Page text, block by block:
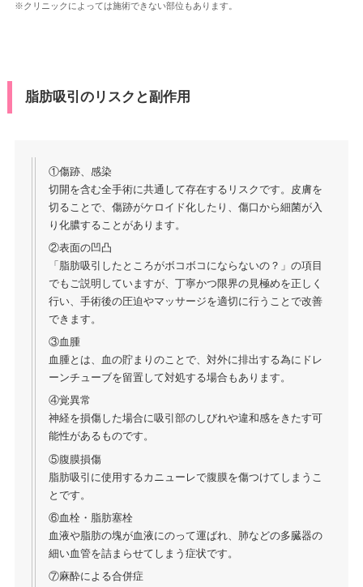
※クリニックによっては施術できない部位もあります。
脂肪吸引のリスクと副作用
①傷跡、感染
切開を含む全手術に共通して存在するリスクです。皮膚を
切ることで、傷跡がケロイド化したり、傷口から細菌が入
り化膿することがあります。
②表面の凹凸
「脂肪吸引したところがボコボコにならないの？」の項目
でもご説明していますが、丁寧かつ限界の見極めを正しく
行い、手術後の圧迫やマッサージを適切に行うことで改善
できます。
③血腫
血腫とは、血の貯まりのことで、対外に排出する為にドレ
ーンチューブを留置して対処する場合もあります。
④覚異常
神経を損傷した場合に吸引部のしびれや違和感をきたす可
能性があるものです。
⑤腹膜損傷
脂肪吸引に使用するカニューレで腹膜を傷つけてしまうこ
とです。
⑥血栓・脂肪塞栓
血液や脂肪の塊が血液にのって運ばれ、肺などの多臓器の
細い血管を詰まらせてしまう症状です。
⑦麻酔による合併症